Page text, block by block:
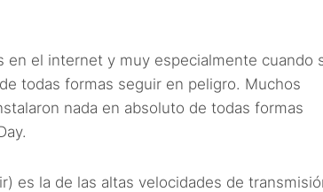
en el internet y muy especialmente cuando
todas formas seguir en peligro. Muchos
nada en absoluto de todas formas
es la de las altas velocidades de